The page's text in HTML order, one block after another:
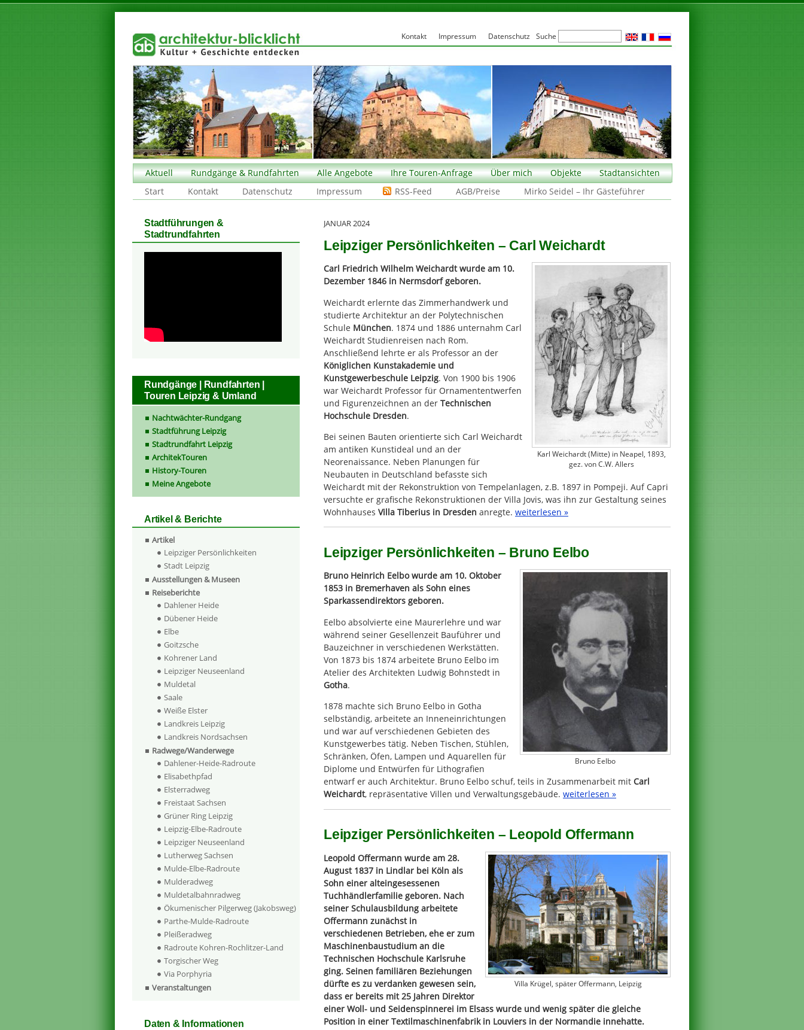
Aktuell Rundgänge & Rundfahrten Alle Angebote Ihre Touren-Anfrage Über mich Objekte
Stadtansichten
Start
Kontakt Datenschutz Impressum RSS-Feed AGB/Preise Mirko Seidel – Ihr Gästeführer
JANUAR 2024
Leipziger Persönlichkeiten – Carl Weichardt
Karl Weichardt (Mitte) in Neapel, 1893,
gez. von C.W. Allers
Carl Friedrich Wilhelm Weichardt wurde am 10.
Dezember 1846 in Nermsdorf geboren.
Weichardt erlernte das Zimmerhandwerk und
studierte Architektur an der Polytechnischen
Schule München. 1874 und 1886 unternahm Carl
Weichardt Studienreisen nach Rom.
Anschließend lehrte er als Professor an der
Königlichen Kunstakademie und
Kunstgewerbeschule Leipzig. Von 1900 bis 1906
war Weichardt Professor für Ornamententwerfen
und Figurenzeichnen an der Technischen
Hochschule Dresden.
Bei seinen Bauten orientierte sich Carl Weichardt
am antiken Kunstideal und an der
Neorenaissance. Neben Planungen für
Neubauten in Deutschland befasste sich
Weichardt mit der Rekonstruktion von Tempelanlagen, z.B. 1897 in Pompeji. Auf Capri
versuchte er grafische Rekonstruktionen der Villa Jovis, was ihn zur Gestaltung seines
Wohnhauses Villa Tiberius in Dresden anregte. weiterlesen »
Leipziger Persönlichkeiten – Bruno Eelbo
Bruno Eelbo
Bruno Heinrich Eelbo wurde am 10. Oktober
1853 in Bremerhaven als Sohn eines
Sparkassendirektors geboren.
Eelbo absolvierte eine Maurerlehre und war
während seiner Gesellenzeit Bauführer und
Bauzeichner in verschiedenen Werkstätten.
Von 1873 bis 1874 arbeitete Bruno Eelbo im
Atelier des Architekten Ludwig Bohnstedt in
Gotha.
1878 machte sich Bruno Eelbo in Gotha
selbständig, arbeitete an Inneneinrichtungen
und war auf verschiedenen Gebieten des
Kunstgewerbes tätig. Neben Tischen, Stühlen,
Schränken, Öfen, Lampen und Aquarellen für
Diplome und Entwürfen für Lithografien
entwarf er auch Architektur. Bruno Eelbo schuf, teils in Zusammenarbeit mit Carl
Weichardt, repräsentative Villen und Verwaltungsgebäude. weiterlesen »
Leipziger Persönlichkeiten – Leopold Offermann
Villa Krügel, später Offermann, Leipzig
Leopold Offermann wurde am 28.
August 1837 in Lindlar bei Köln als
Sohn einer alteingesessenen
Tuchhändlerfamilie geboren. Nach
seiner Schulausbildung arbeitete
Offermann zunächst in
verschiedenen Betrieben, ehe er zum
Maschinenbaustudium an die
Technischen Hochschule Karlsruhe
ging. Seinen familiären Beziehungen
dürfte es zu verdanken gewesen sein,
dass er bereits mit 25 Jahren Direktor
einer Woll- und Seidenspinnerei im Elsass wurde und wenig später die gleiche
Position in einer Textilmaschinenfabrik in Louviers in der Normandie innehatte.
Stadtführungen &
Stadtrundfahrten
Rundgänge | Rundfahrten |
Touren Leipzig & Umland
Nachtwächter-Rundgang
Stadtführung Leipzig
Stadtrundfahrt Leipzig
ArchitekTouren
History-Touren
Meine Angebote
Artikel & Berichte
Artikel
Leipziger Persönlichkeiten
Stadt Leipzig
Ausstellungen & Museen
Reiseberichte
Dahlener Heide
Dübener Heide
Elbe
Goitzsche
Kohrener Land
Leipziger Neuseenland
Muldetal
Saale
Weiße Elster
Landkreis Leipzig
Landkreis Nordsachsen
Radwege/Wanderwege
Dahlener-Heide-Radroute
Elisabethpfad
Elsterradweg
Freistaat Sachsen
Grüner Ring Leipzig
Leipzig-Elbe-Radroute
Leipziger Neuseenland
Lutherweg Sachsen
Mulde-Elbe-Radroute
Mulderadweg
Muldetalbahnradweg
Ökumenischer Pilgerweg (Jakobsweg)
Parthe-Mulde-Radroute
Pleißeradweg
Radroute Kohren-Rochlitzer-Land
Torgischer Weg
Via Porphyria
Veranstaltungen
Daten & Informationen
Kontakt Impressum Datenschutz Suche